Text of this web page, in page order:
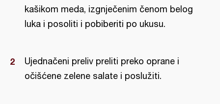
kašikom meda, izgnječenim čenom belog
luka i posoliti i pobiberiti po ukusu.
Ujednačeni preliv preliti preko oprane i
očišćene zelene salate i poslužiti.